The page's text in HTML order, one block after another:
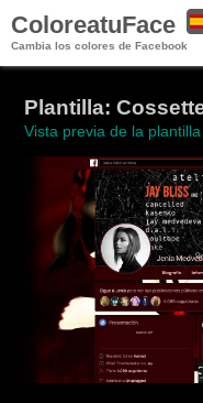
ColoreatuFace
Cambia los colores de Facebook
Plantilla:
Vista previa de la